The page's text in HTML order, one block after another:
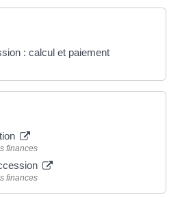
: calcul et paiement
finances
finances